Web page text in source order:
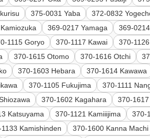
375-0031 Yaba 372-0832
369-0217 Yamaga 369-
1115 Goryo 370-1117 Kawai 370-
370-1615 Otomo 370-1616 Otchi
370-1603 Hebara 370-1614 Kawawa
370-1105 Fukujima 370-1111
370-1602 Kagahara 370-
Katsuyama 370-1121 Kamiiijima 370-
Kamishinden 370-1600 Kanna Machi